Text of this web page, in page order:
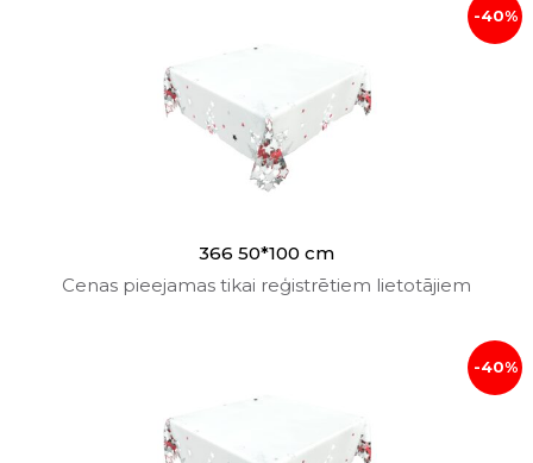
-40%
366 50*100 cm
Cenas pieejamas tikai reģistrētiem lietotājiem
-40%